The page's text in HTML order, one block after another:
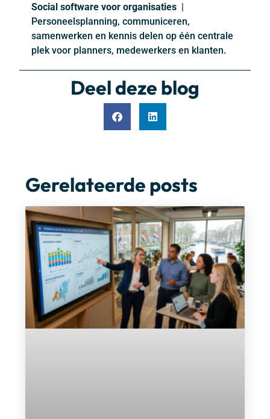
Social software voor organisaties |
Personeelsplanning, communiceren,
samenwerken en kennis delen op één centrale
plek voor planners, medewerkers en klanten.
Deel deze blog
Gerelateerde posts